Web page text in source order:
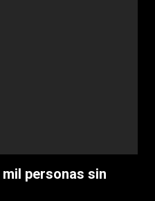
personas sin